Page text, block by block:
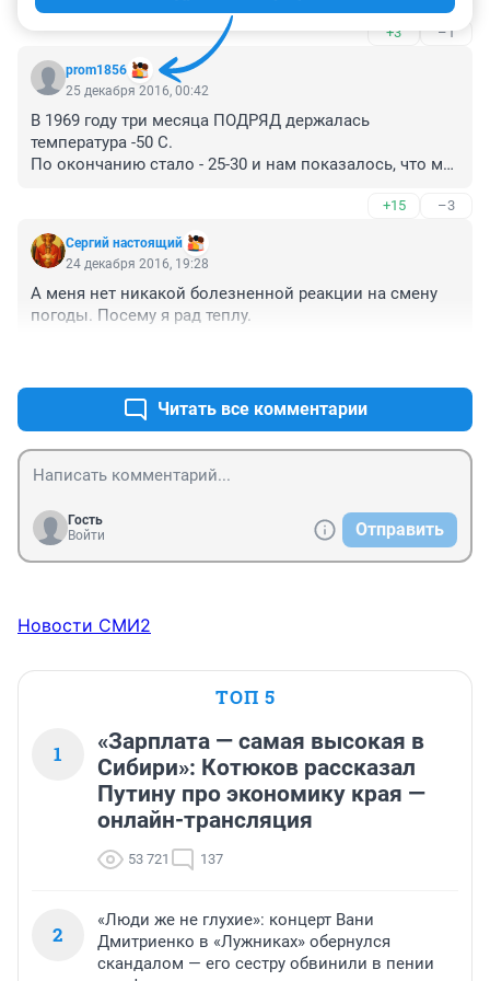
+3 –1
prom1856
25 декабря 2016, 00:42
В 1969 году три месяца ПОДРЯД держалась
температура -50 С.
По окончанию стало - 25-30 и нам показалось, что мы
+15 –3
Сергий настоящий
24 декабря 2016, 19:28
А меня нет никакой болезненной реакции на смену
погоды. Посему я рад теплу.
Читать все комментарии
Гость
Войти
Отправить
Новости СМИ2
ТОП 5
1
«Зарплата — самая высокая в
Сибири»: Котюков рассказал
Путину про экономику края —
онлайн-трансляция
53 721 137
2
«Люди же не глухие»: концерт Вани
Дмитриенко в «Лужниках» обернулся
скандалом — его сестру обвинили в пении